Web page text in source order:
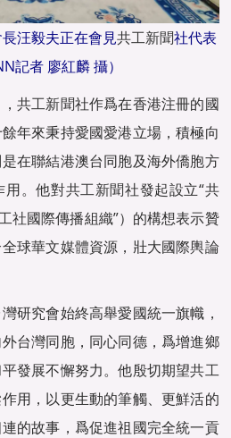
汪毅夫正在會見共工新聞社代表
記者 廖紅麟 攝）
共工新聞社作爲在香港注冊的國
年來秉持愛國愛港立場，積極向
在聯結港澳台同胞及海外僑胞方
用。他對共工新聞社發起設立“共
社國際傳播組織”）的構想表示贊
球華文媒體資源，壯大國際輿論
研究會始終高舉愛國統一旗幟，
台灣同胞，同心同德，爲增進鄉
發展不懈努力。他殷切期望共工
用，以更生動的筆觸、更鮮活的
的故事，爲促進祖國完全統一貢